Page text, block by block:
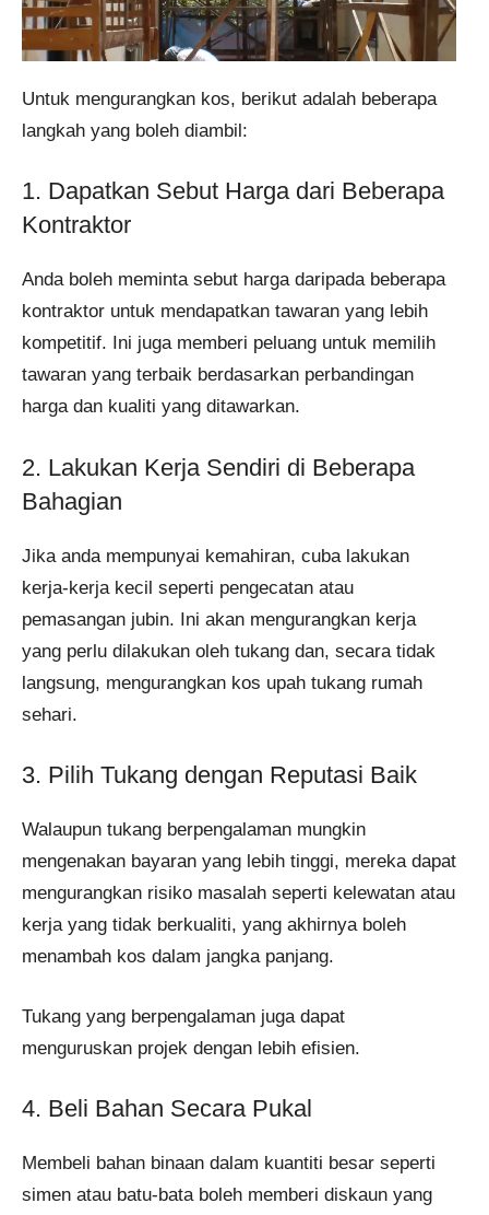
Untuk mengurangkan kos, berikut adalah beberapa
langkah yang boleh diambil:
1. Dapatkan Sebut Harga dari Beberapa
Kontraktor
Anda boleh meminta sebut harga daripada beberapa
kontraktor untuk mendapatkan tawaran yang lebih
kompetitif. Ini juga memberi peluang untuk memilih
tawaran yang terbaik berdasarkan perbandingan
harga dan kualiti yang ditawarkan​.
2. Lakukan Kerja Sendiri di Beberapa
Bahagian
Jika anda mempunyai kemahiran, cuba lakukan
kerja-kerja kecil seperti pengecatan atau
pemasangan jubin. Ini akan mengurangkan kerja
yang perlu dilakukan oleh tukang dan, secara tidak
langsung, mengurangkan kos upah tukang rumah
sehari​.
3. Pilih Tukang dengan Reputasi Baik
Walaupun tukang berpengalaman mungkin
mengenakan bayaran yang lebih tinggi, mereka dapat
mengurangkan risiko masalah seperti kelewatan atau
kerja yang tidak berkualiti, yang akhirnya boleh
menambah kos dalam jangka panjang.
Tukang yang berpengalaman juga dapat
menguruskan projek dengan lebih efisien​.
4. Beli Bahan Secara Pukal
Membeli bahan binaan dalam kuantiti besar seperti
simen atau batu-bata boleh memberi diskaun yang